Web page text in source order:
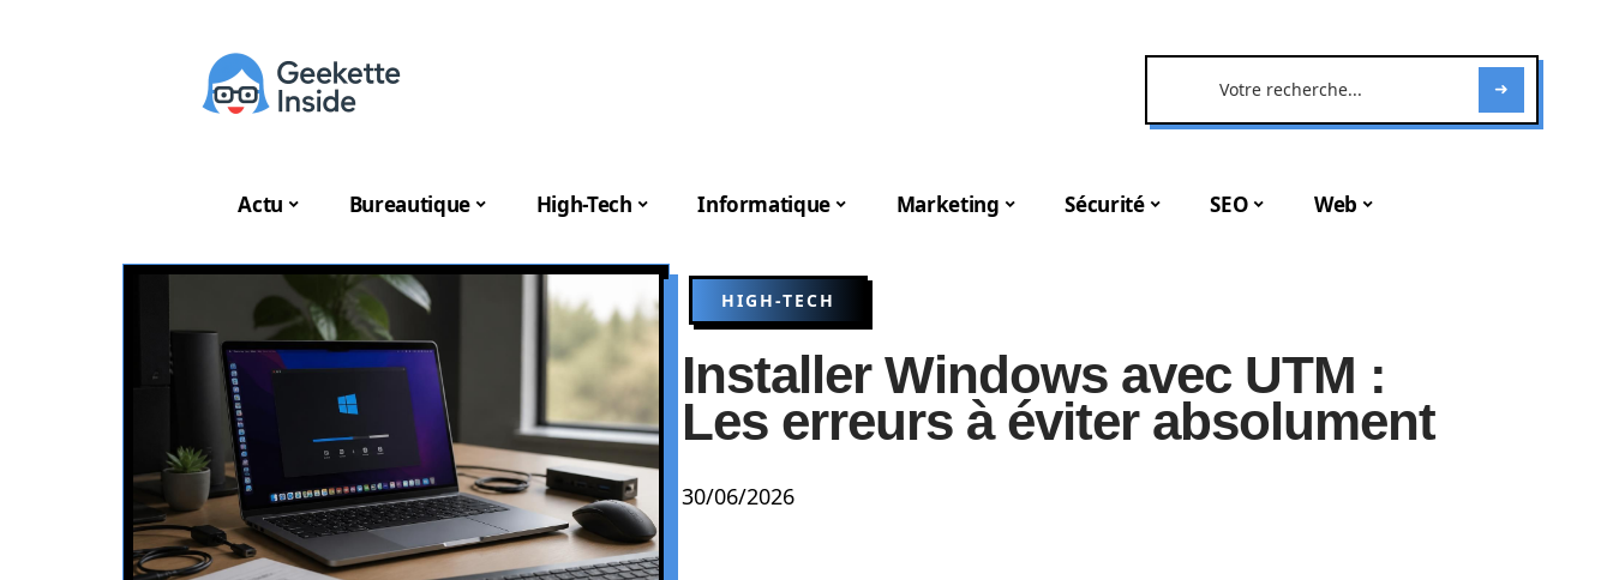
Actu Bureautique High-Tech Informatique Marketing Sécurité SEO Web
HIGH-TECH
Installer Windows avec UTM :
Les erreurs à éviter absolument
30/06/2026